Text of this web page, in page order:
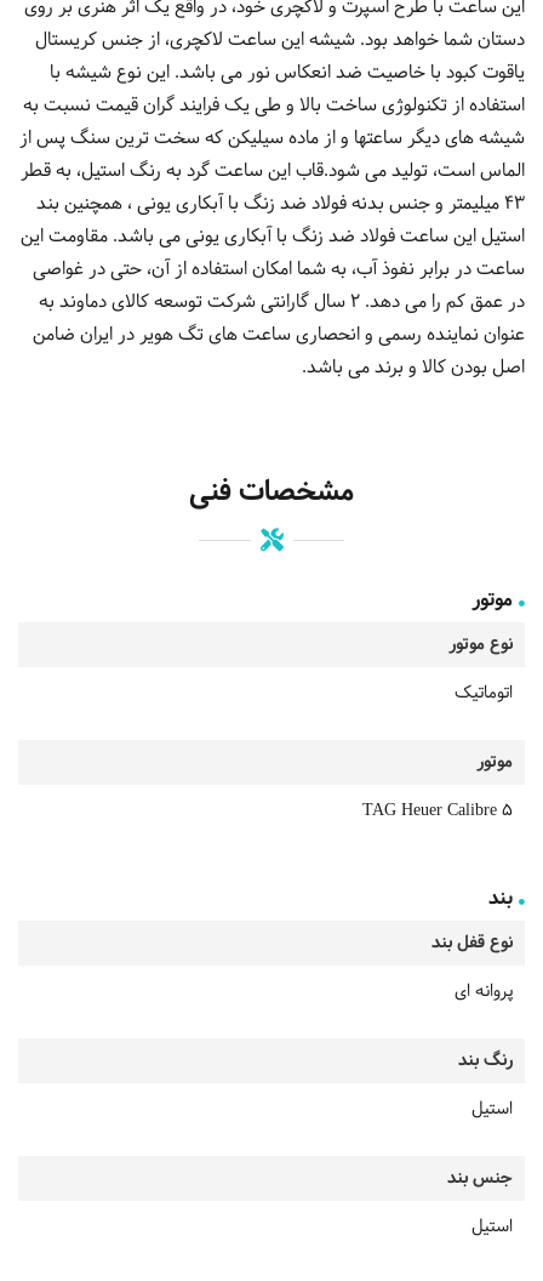
این ساعت با طرح اسپرت و لاکچری خود، در واقع یک اثر هنری بر روی
دستان شما خواهد بود. شیشه این ساعت لاکچری، از جنس کریستال
یاقوت کبود با خاصیت ضد انعکاس نور می باشد. این نوع شیشه با
استفاده از تکنولوژی ساخت بالا و طی یک فرایند گران قیمت نسبت به
شیشه های دیگر ساعتها و از ماده سیلیکن که سخت ترین سنگ پس از
الماس است، تولید می شود.قاب این ساعت گرد به رنگ استیل، به قطر
43 میلیمتر و جنس بدنه فولاد ضد زنگ با آبکاری یونی ، همچنین بند
استیل این ساعت فولاد ضد زنگ با آبکاری یونی می باشد. مقاومت این
ساعت در برابر نفوذ آب، به شما امکان استفاده از آن، حتی در غواصی
در عمق کم را می دهد. 2 سال گارانتی شرکت توسعه کالای دماوند به
عنوان نماینده رسمی و انحصاری ساعت های تگ هویر در ایران ضامن
اصل بودن کالا و برند می باشد.
مشخصات فنی
موتور
نوع موتور
اتوماتیک
موتور
TAG Heuer Calibre 5
بند
نوع قفل بند
پروانه ای
رنگ بند
استیل
جنس بند
استیل